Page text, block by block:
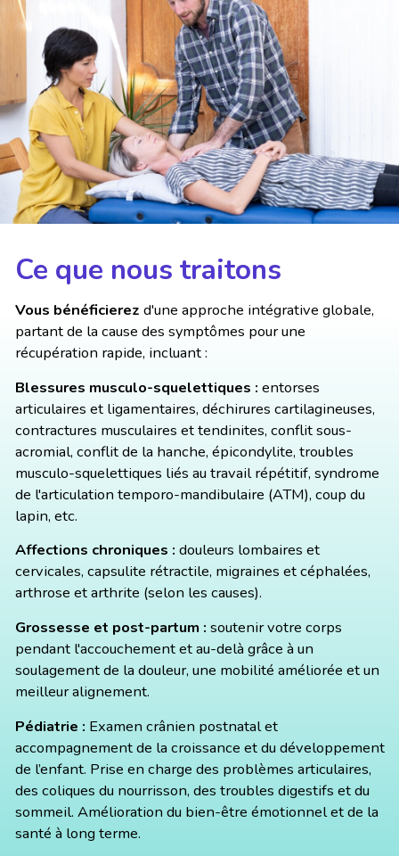
Ce que nous traitons
Vous bénéficierez d'une approche intégrative globale,
partant de la cause des symptômes pour une
récupération rapide, incluant :
Blessures musculo-squelettiques : entorses
articulaires et ligamentaires, déchirures cartilagineuses,
contractures musculaires et tendinites, conflit sous-
acromial, conflit de la hanche, épicondylite, troubles
musculo-squelettiques liés au travail répétitif, syndrome
de l'articulation temporo-mandibulaire (ATM), coup du
lapin, etc.
Affections chroniques : douleurs lombaires et
cervicales, capsulite rétractile, migraines et céphalées,
arthrose et arthrite (selon les causes).
Grossesse et post-partum : soutenir votre corps
pendant l'accouchement et au-delà grâce à un
soulagement de la douleur, une mobilité améliorée et un
meilleur alignement.
Pédiatrie : Examen crânien postnatal et
accompagnement de la croissance et du développement
de l’enfant. Prise en charge des problèmes articulaires,
des coliques du nourrisson, des troubles digestifs et du
sommeil. Amélioration du bien-être émotionnel et de la
santé à long terme.